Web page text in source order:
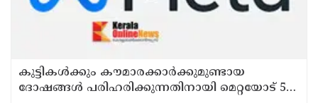
കുട്ടികൾക്കും കൗമാരക്കാർക്കുമുണ്ടായ
ദോഷങ്ങൾ പരിഹരിക്കുന്നതിനായി മെറ്റയോട് 567